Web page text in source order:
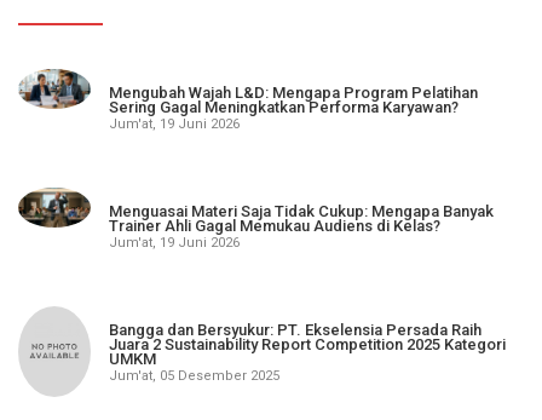
Mengubah Wajah L&D: Mengapa Program Pelatihan
Sering Gagal Meningkatkan Performa Karyawan?
Jum'at, 19 Juni 2026
Menguasai Materi Saja Tidak Cukup: Mengapa Banyak
Trainer Ahli Gagal Memukau Audiens di Kelas?
Jum'at, 19 Juni 2026
Bangga dan Bersyukur: PT. Ekselensia Persada Raih
Juara 2 Sustainability Report Competition 2025 Kategori
UMKM
Jum'at, 05 Desember 2025